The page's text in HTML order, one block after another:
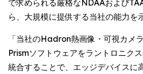
で求められる厳格なNDAAおよび
ら、大規模に提供する当社の能力を
「当社のHadron熱画像・可視カメ
Prismソフトウェアをラントロニク
統合することで、エッジデバイスに